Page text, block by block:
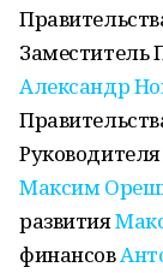
Заместитель
Александр
Максим
развития
финансов